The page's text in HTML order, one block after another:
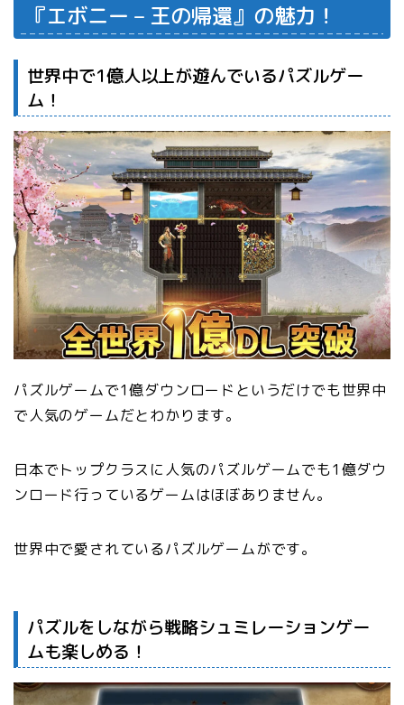
『エボニー – 王の帰還』の魅力！
世界中で1億人以上が遊んでいるパズルゲー
ム！
パズルゲームで1億ダウンロードというだけでも世界中
で人気のゲームだとわかります。
日本でトップクラスに人気のパズルゲームでも1億ダウ
ンロード行っているゲームはほぼありません。
世界中で愛されているパズルゲームがです。
パズルをしながら戦略シュミレーションゲー
ムも楽しめる！